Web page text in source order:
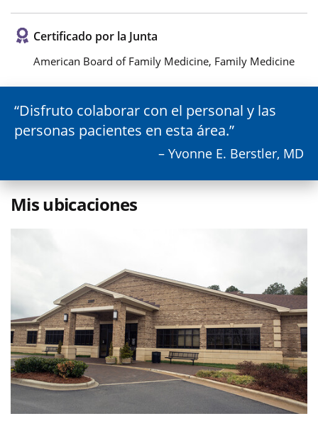
Certificado por la Junta
American Board of Family Medicine, Family Medicine
Disfruto colaborar con el personal y las
personas pacientes en esta área.
– Yvonne E. Berstler, MD
Mis ubicaciones